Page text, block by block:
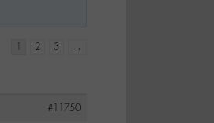
1 2 3 →
#11750